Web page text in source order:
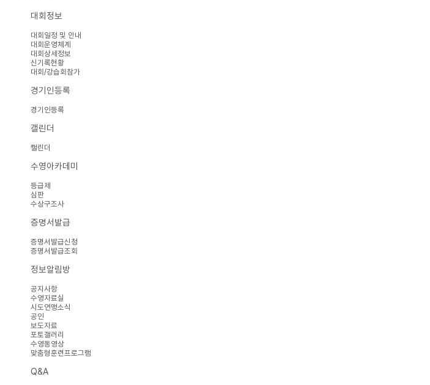
대회정보
대회일정 및 안내
대회운영체계
대회상세정보
신기록현황
대회/강습회참가
경기인등록
경기인등록
캘린더
캘린더
수영아카데미
등급제
심판
수상구조사
증명서발급
증명서발급신청
증명서발급조회
정보알림방
공지사항
수영자료실
시도연맹소식
공인
보도자료
포토갤러리
수영동영상
맞춤형훈련프로그램
Q&A